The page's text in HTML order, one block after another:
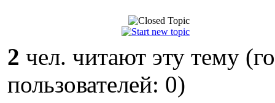
2 чел. читают эту тему
пользователей: 0)